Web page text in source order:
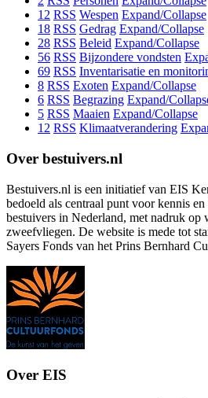
12 RSS Wespen Expand/Collapse
18 RSS Gedrag Expand/Collapse
28 RSS Beleid Expand/Collapse
56 RSS Bijzondere vondsten
69 RSS Inventarisatie en
8 RSS Exoten Expand/Collapse
6 RSS Begrazing Expand/
5 RSS Maaien Expand/Collapse
12 RSS Klimaatverandering
Over bestuivers.nl
Bestuivers.nl is een initiatief van EIS
bedoeld als centraal punt voor kennis
bestuivers in Nederland, met nadruk op
zweefvliegen. De website is mede tot
Sayers Fonds van het Prins Bernhard
Over EIS